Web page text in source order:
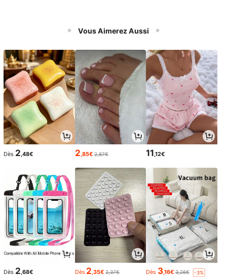
Vous Aimerez Aussi
Dès 2 ,48€ 2 ,85€ 2,87€ 11 ,12€
Dès 2,68€ Dès 2,35€ 2,37€ Dès 3,16€ 3,26€ -3%